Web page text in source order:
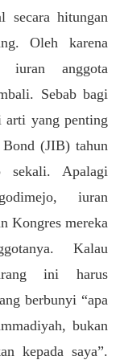
secara hitungan
Oleh karena
anggota
Sebab bagi
arti yang penting
(JIB) tahun
sekali. Apalagi
iuran
Kongres mereka
Kalau
ini harus
berbunyi “apa
bukan
kepada saya”.